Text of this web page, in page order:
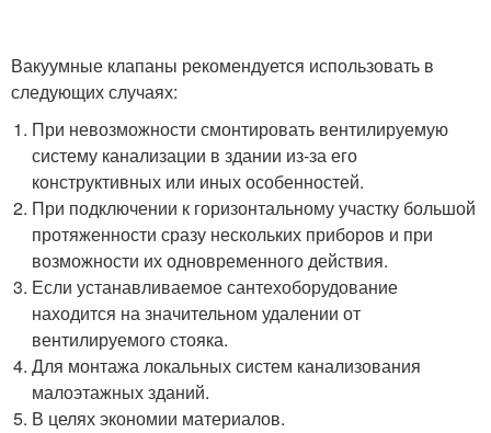
Вакуумные клапаны рекомендуется использовать в
следующих случаях:
При невозможности смонтировать вентилируемую
систему канализации в здании из-за его
конструктивных или иных особенностей.
При подключении к горизонтальному участку большой
протяженности сразу нескольких приборов и при
возможности их одновременного действия.
Если устанавливаемое сантехоборудование
находится на значительном удалении от
вентилируемого стояка.
Для монтажа локальных систем канализования
малоэтажных зданий.
В целях экономии материалов.